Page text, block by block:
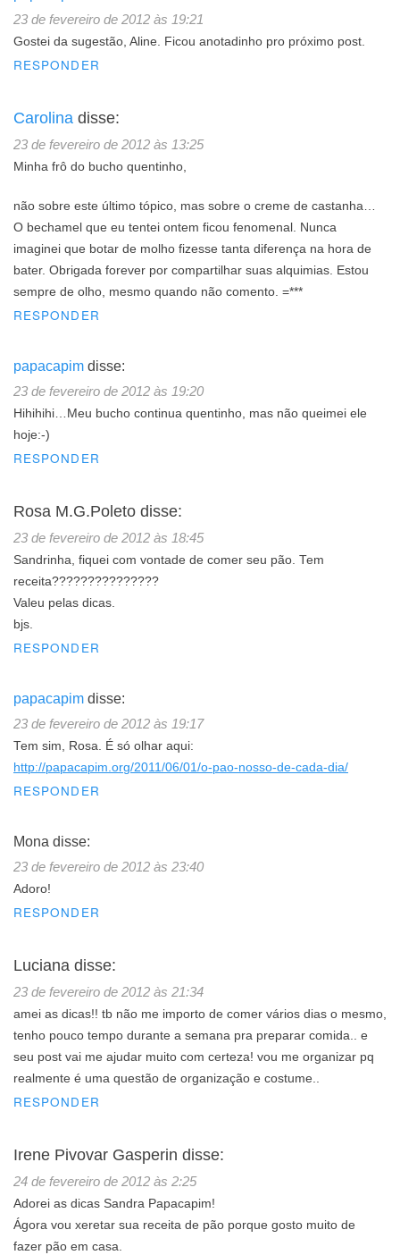
23 de fevereiro de 2012 às 19:21
Gostei da sugestão, Aline. Ficou anotadinho pro próximo post.
RESPONDER
Carolina disse:
23 de fevereiro de 2012 às 13:25
Minha frô do bucho quentinho,
não sobre este último tópico, mas sobre o creme de castanha…
O bechamel que eu tentei ontem ficou fenomenal. Nunca
imaginei que botar de molho fizesse tanta diferença na hora de
bater. Obrigada forever por compartilhar suas alquimias. Estou
sempre de olho, mesmo quando não comento. =***
RESPONDER
papacapim disse:
23 de fevereiro de 2012 às 19:20
Hihihihi…Meu bucho continua quentinho, mas não queimei ele
hoje:-)
RESPONDER
Rosa M.G.Poleto disse:
23 de fevereiro de 2012 às 18:45
Sandrinha, fiquei com vontade de comer seu pão. Tem
receita???????????????
Valeu pelas dicas.
bjs.
RESPONDER
papacapim disse:
23 de fevereiro de 2012 às 19:17
Tem sim, Rosa. É só olhar aqui:
http://papacapim.org/2011/06/01/o-pao-nosso-de-cada-dia/
RESPONDER
Mona disse:
23 de fevereiro de 2012 às 23:40
Adoro!
RESPONDER
Luciana disse:
23 de fevereiro de 2012 às 21:34
amei as dicas!! tb não me importo de comer vários dias o mesmo,
tenho pouco tempo durante a semana pra preparar comida.. e
seu post vai me ajudar muito com certeza! vou me organizar pq
realmente é uma questão de organização e costume..
RESPONDER
Irene Pivovar Gasperin disse:
24 de fevereiro de 2012 às 2:25
Adorei as dicas Sandra Papacapim!
Ágora vou xeretar sua receita de pão porque gosto muito de
fazer pão em casa.